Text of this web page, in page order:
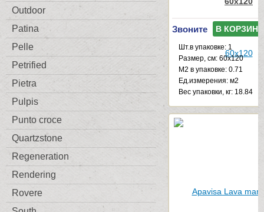
Outdoor
Patina
Pelle
Petrified
Pietra
Pulpis
Punto croce
Quartzstone
Regeneration
Rendering
Rovere
Звоните В КОРЗИНУ
Шт.в упаковке: 1
Размер, см: 60x120
М2 в упаковке: 0.71
Ед.измерения: м2
Веc упаковки, кг: 18.84